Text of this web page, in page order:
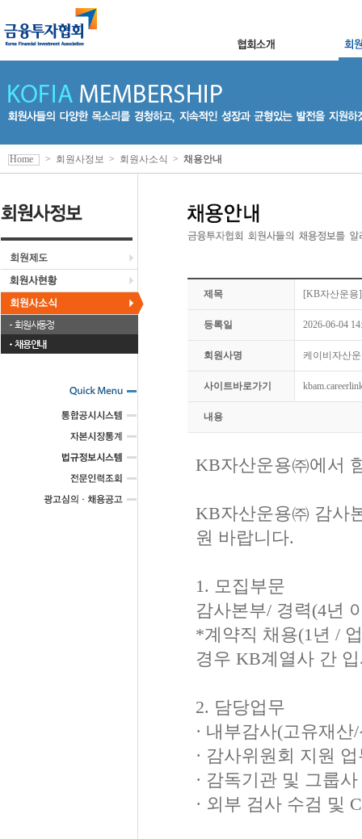
회원사동정
채용안내
Home > 회원사정보 > 회원사소식 > 채용안내
제목 [KB자산운용
등록일 2026-06-04
회원사명 케이비자산
사이트바로가기
내용
KB자산운용㈜에서
KB자산운용㈜ 감사
원 바랍니다.
1. 모집부문
감사본부/ 경력(4년
*계약직 채용(1년 /
경우 KB계열사 간
2. 담당업무
· 내부감사(고유재
· 감사위원회 지원
· 감독기관 및 그룹
· 외부 검사 수검 및